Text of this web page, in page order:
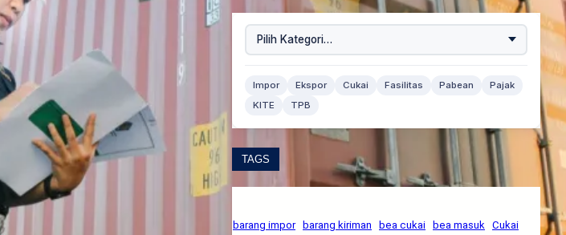
Impor Ekspor Cukai Fasilitas Pabean
Pajak
KITE
TPB
TAGS
barang impor barang kiriman bea cukai bea masuk
Cukai